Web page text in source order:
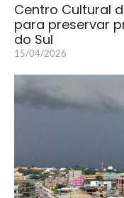
Centro Cultural
para preservar
do Sul
15/04/2026